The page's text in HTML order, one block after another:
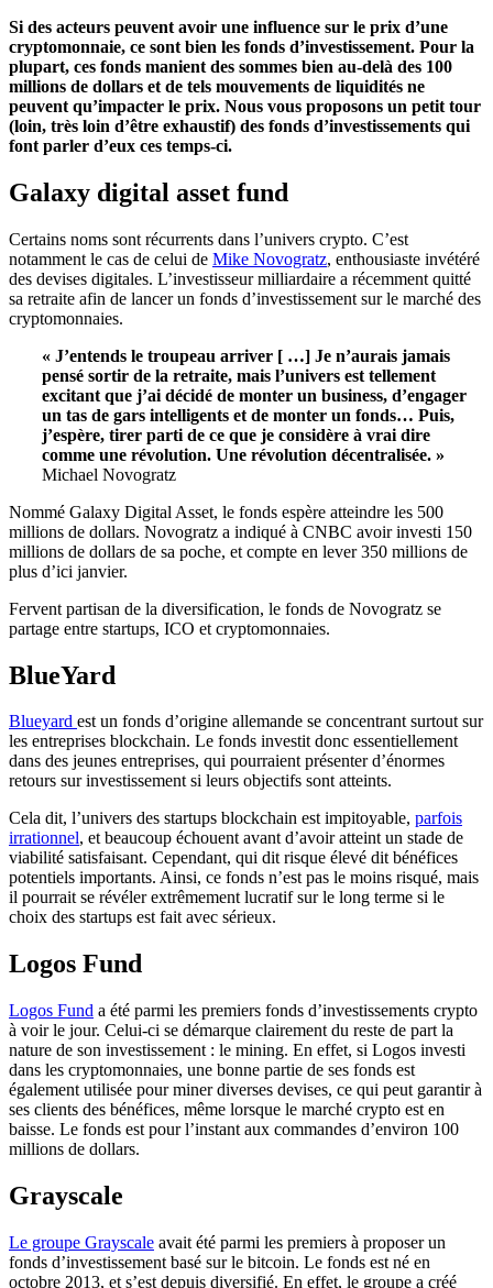
Si des acteurs peuvent avoir une influence sur le prix d’une
cryptomonnaie, ce sont bien les fonds d’investissement. Pour la
plupart, ces fonds manient des sommes bien au-delà des 100
millions de dollars et de tels mouvements de liquidités ne
peuvent qu’impacter le prix. Nous vous proposons un petit tour
(loin, très loin d’être exhaustif) des fonds d’investissements qui
font parler d’eux ces temps-ci.
Galaxy digital asset fund
Certains noms sont récurrents dans l’univers crypto. C’est
notamment le cas de celui de Mike Novogratz, enthousiaste invétéré
des devises digitales. L’investisseur milliardaire a récemment quitté
sa retraite afin de lancer un fonds d’investissement sur le marché des
cryptomonnaies.
« J’entends le troupeau arriver [ …] Je n’aurais jamais
pensé sortir de la retraite, mais l’univers est tellement
excitant que j’ai décidé de monter un business, d’engager
un tas de gars intelligents et de monter un fonds… Puis,
j’espère, tirer parti de ce que je considère à vrai dire
comme une révolution. Une révolution décentralisée. »
Michael Novogratz
Nommé Galaxy Digital Asset, le fonds espère atteindre les 500
millions de dollars. Novogratz a indiqué à CNBC avoir investi 150
millions de dollars de sa poche, et compte en lever 350 millions de
plus d’ici janvier.
Fervent partisan de la diversification, le fonds de Novogratz se
partage entre startups, ICO et cryptomonnaies.
BlueYard
Blueyard est un fonds d’origine allemande se concentrant surtout sur
les entreprises blockchain. Le fonds investit donc essentiellement
dans des jeunes entreprises, qui pourraient présenter d’énormes
retours sur investissement si leurs objectifs sont atteints.
Cela dit, l’univers des startups blockchain est impitoyable, parfois
irrationnel, et beaucoup échouent avant d’avoir atteint un stade de
viabilité satisfaisant. Cependant, qui dit risque élevé dit bénéfices
potentiels importants. Ainsi, ce fonds n’est pas le moins risqué, mais
il pourrait se révéler extrêmement lucratif sur le long terme si le
choix des startups est fait avec sérieux.
Logos Fund
Logos Fund a été parmi les premiers fonds d’investissements crypto
à voir le jour. Celui-ci se démarque clairement du reste de part la
nature de son investissement : le mining. En effet, si Logos investi
dans les cryptomonnaies, une bonne partie de ses fonds est
également utilisée pour miner diverses devises, ce qui peut garantir à
ses clients des bénéfices, même lorsque le marché crypto est en
baisse. Le fonds est pour l’instant aux commandes d’environ 100
millions de dollars.
Grayscale
Le groupe Grayscale avait été parmi les premiers à proposer un
fonds d’investissement basé sur le bitcoin. Le fonds est né en
octobre 2013, et s’est depuis diversifié. En effet, le groupe a créé